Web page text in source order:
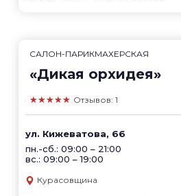
САЛОН-ПАРИКМАХЕРСКАЯ
«Дикая орхидея»
★★★★★ Отзывов: 1
ул. Кижеватова, 66
пн.-сб.: 09:00 – 21:00
вс.: 09:00 – 19:00
Курасовщина